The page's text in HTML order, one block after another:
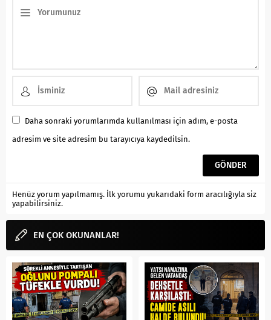
Daha sonraki yorumlarımda kullanılması için adım, e-posta
adresim ve site adresim bu tarayıcıya kaydedilsin.
Henüz yorum yapılmamış. İlk yorumu yukarıdaki form aracılığıyla siz
yapabilirsiniz.
EN ÇOK OKUNANLAR!